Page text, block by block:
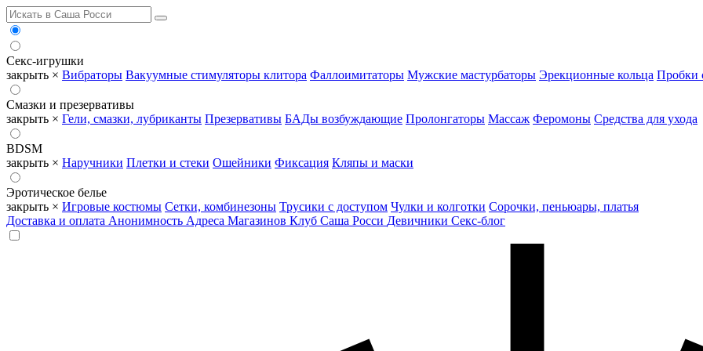
Секс-игрушки
закрыть × Вибраторы Вакуумные стимуляторы клитора Фаллоимитаторы Мужские мастурбаторы Эрекционные кольца Пробки
Смазки и презервативы
закрыть × Гели, смазки, лубриканты Презервативы БАДы возбуждающие Пролонгаторы Массаж Феромоны Средства для ухода
BDSM
закрыть × Наручники Плетки и стеки Ошейники Фиксация Кляпы и маски
Эротическое белье
закрыть × Игровые костюмы Сетки, комбинезоны Трусики с доступом Чулки и колготки Сорочки, пеньюары, платья
Доставка и оплата Анонимность Адреса Магазинов Клуб Саша Росси Девичники Секс-блог